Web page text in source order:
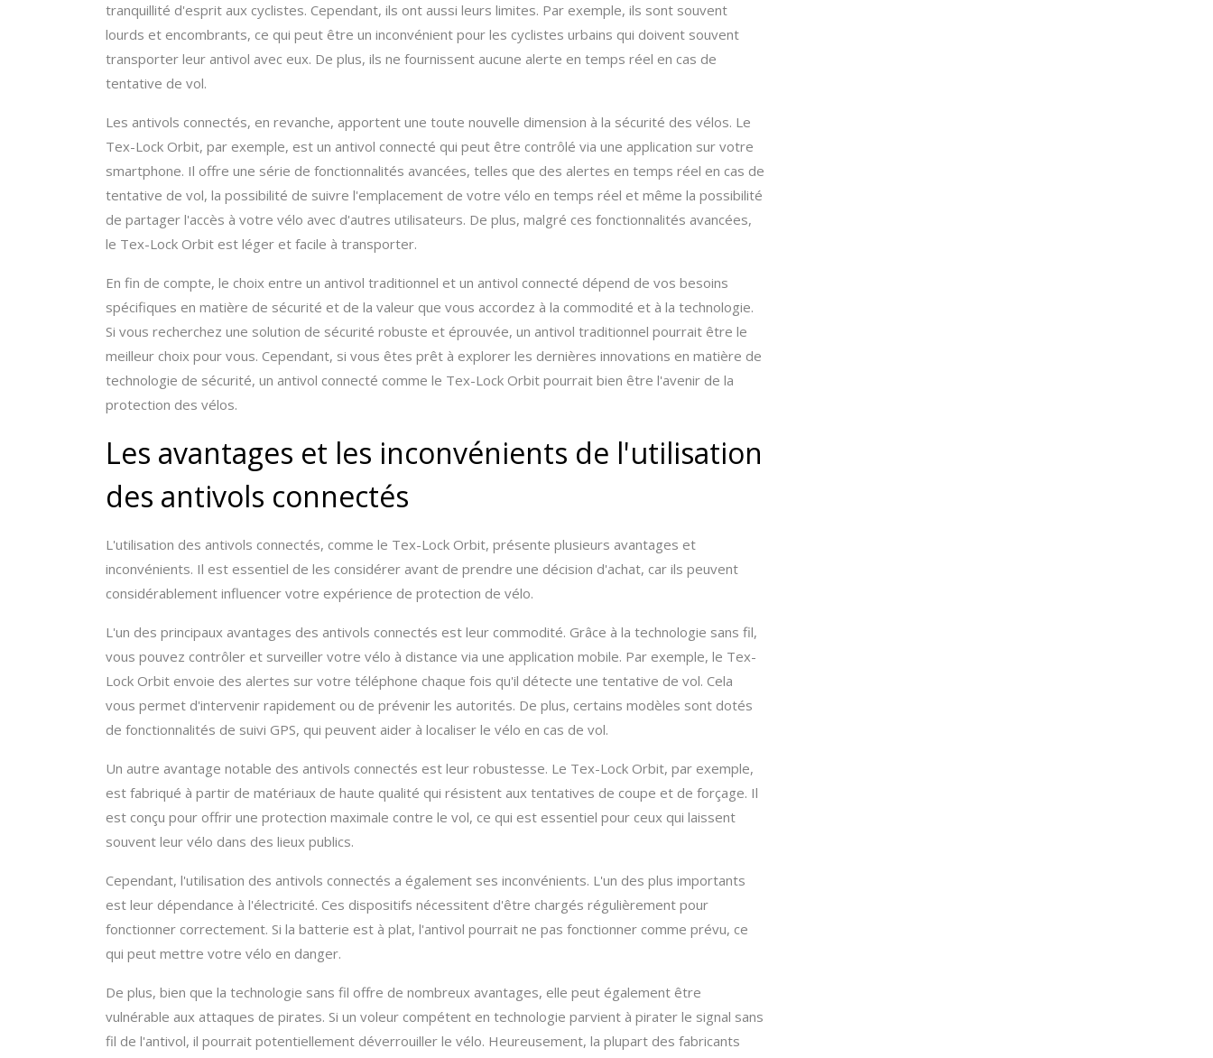
tranquillité d'esprit aux cyclistes. Cependant, ils ont aussi leurs limites. Par exemple, ils sont souvent
lourds et encombrants, ce qui peut être un inconvénient pour les cyclistes urbains qui doivent souvent
transporter leur antivol avec eux. De plus, ils ne fournissent aucune alerte en temps réel en cas de
tentative de vol.
Les antivols connectés, en revanche, apportent une toute nouvelle dimension à la sécurité des vélos. Le
Tex-Lock Orbit, par exemple, est un antivol connecté qui peut être contrôlé via une application sur votre
smartphone. Il offre une série de fonctionnalités avancées, telles que des alertes en temps réel en cas de
tentative de vol, la possibilité de suivre l'emplacement de votre vélo en temps réel et même la possibilité
de partager l'accès à votre vélo avec d'autres utilisateurs. De plus, malgré ces fonctionnalités avancées,
le Tex-Lock Orbit est léger et facile à transporter.
En fin de compte, le choix entre un antivol traditionnel et un antivol connecté dépend de vos besoins
spécifiques en matière de sécurité et de la valeur que vous accordez à la commodité et à la technologie.
Si vous recherchez une solution de sécurité robuste et éprouvée, un antivol traditionnel pourrait être le
meilleur choix pour vous. Cependant, si vous êtes prêt à explorer les dernières innovations en matière de
technologie de sécurité, un antivol connecté comme le Tex-Lock Orbit pourrait bien être l'avenir de la
protection des vélos.
Les avantages et les inconvénients de l'utilisation
des antivols connectés
L'utilisation des antivols connectés, comme le Tex-Lock Orbit, présente plusieurs avantages et
inconvénients. Il est essentiel de les considérer avant de prendre une décision d'achat, car ils peuvent
considérablement influencer votre expérience de protection de vélo.
L'un des principaux avantages des antivols connectés est leur commodité. Grâce à la technologie sans fil,
vous pouvez contrôler et surveiller votre vélo à distance via une application mobile. Par exemple, le Tex-
Lock Orbit envoie des alertes sur votre téléphone chaque fois qu'il détecte une tentative de vol. Cela
vous permet d'intervenir rapidement ou de prévenir les autorités. De plus, certains modèles sont dotés
de fonctionnalités de suivi GPS, qui peuvent aider à localiser le vélo en cas de vol.
Un autre avantage notable des antivols connectés est leur robustesse. Le Tex-Lock Orbit, par exemple,
est fabriqué à partir de matériaux de haute qualité qui résistent aux tentatives de coupe et de forçage. Il
est conçu pour offrir une protection maximale contre le vol, ce qui est essentiel pour ceux qui laissent
souvent leur vélo dans des lieux publics.
Cependant, l'utilisation des antivols connectés a également ses inconvénients. L'un des plus importants
est leur dépendance à l'électricité. Ces dispositifs nécessitent d'être chargés régulièrement pour
fonctionner correctement. Si la batterie est à plat, l'antivol pourrait ne pas fonctionner comme prévu, ce
qui peut mettre votre vélo en danger.
De plus, bien que la technologie sans fil offre de nombreux avantages, elle peut également être
vulnérable aux attaques de pirates. Si un voleur compétent en technologie parvient à pirater le signal sans
fil de l'antivol, il pourrait potentiellement déverrouiller le vélo. Heureusement, la plupart des fabricants